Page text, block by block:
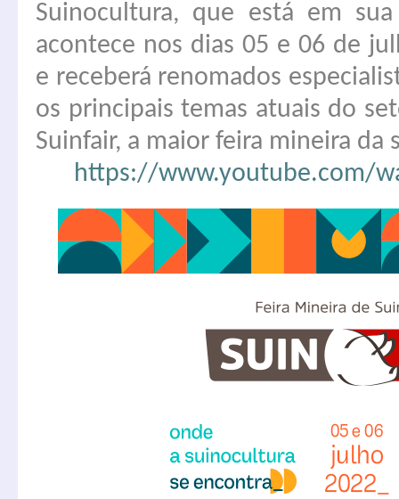
Suinocultura, que está em
acontece nos dias 05 e 06 de
e receberá renomados
os principais temas atuais do
Suinfair, a maior feira mineira da
https://www.youtube.com/